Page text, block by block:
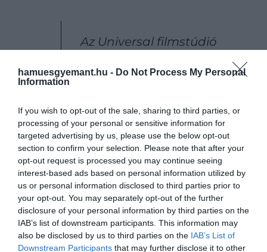
hamuesgyemant.hu - Do Not Process My Personal
Information
If you wish to opt-out of the sale, sharing to third parties, or
processing of your personal or sensitive information for
targeted advertising by us, please use the below opt-out
section to confirm your selection. Please note that after your
opt-out request is processed you may continue seeing
interest-based ads based on personal information utilized by
us or personal information disclosed to third parties prior to
your opt-out. You may separately opt-out of the further
disclosure of your personal information by third parties on the
IAB’s list of downstream participants. This information may
also be disclosed by us to third parties on the IAB’s List of
Downstream Participants that may further disclose it to other
Az Universal filmstúdió
vásárolta meg számomra,
szóval más már nem
jogokat. A könyv
megfilmesítési joga tehát
már 1982 óta nálam van
– fejtette ki akkor a direktor.